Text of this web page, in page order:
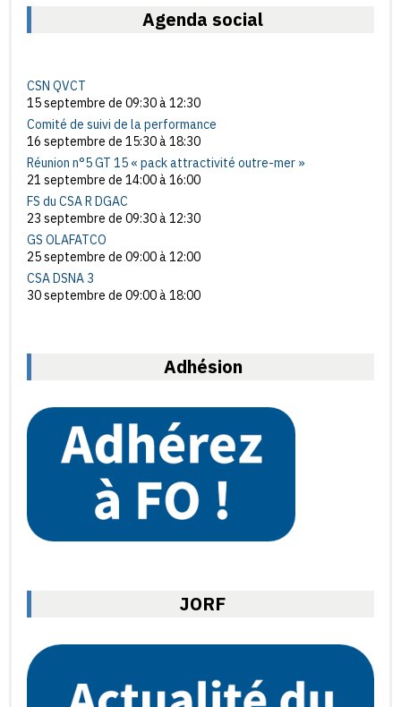
Agenda social
CSN QVCT
15 septembre de 09:30à 12:30
Comité de suivi de la performance
16 septembre de 15:30à 18:30
Réunion n°5 GT 15 « pack attractivité outre-mer »
21 septembre de 14:00à 16:00
FS du CSA R DGAC
23 septembre de 09:30à 12:30
GS OLAFATCO
25 septembre de 09:00à 12:00
CSA DSNA 3
30 septembre de 09:00à 18:00
Adhésion
JORF